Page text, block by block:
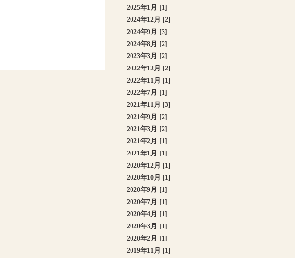
2025年1月 [1]
2024年12月 [2]
2024年9月 [3]
2024年8月 [2]
2023年3月 [2]
2022年12月 [2]
2022年11月 [1]
2022年7月 [1]
2021年11月 [3]
2021年9月 [2]
2021年3月 [2]
2021年2月 [1]
2021年1月 [1]
2020年12月 [1]
2020年10月 [1]
2020年9月 [1]
2020年7月 [1]
2020年4月 [1]
2020年3月 [1]
2020年2月 [1]
2019年11月 [1]